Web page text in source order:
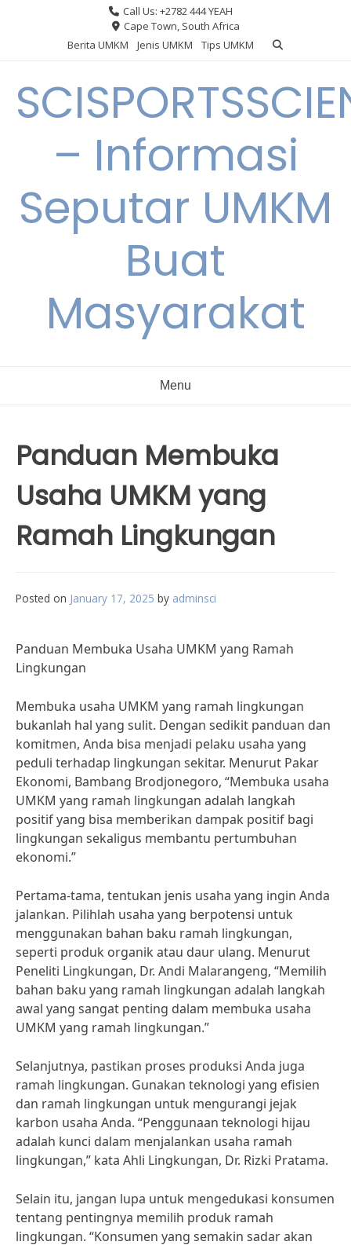
Call Us: +2782 444 YEAH
Cape Town, South Africa
Berita UMKM
Jenis UMKM Tips UMKM
– Informasi
Seputar UMKM
Buat
Masyarakat
Menu
Panduan Membuka
Usaha UMKM yang
Ramah Lingkungan
Posted on January 17, 2025 by adminsci
Panduan Membuka Usaha UMKM yang Ramah
Lingkungan
Membuka usaha UMKM yang ramah lingkungan
bukanlah hal yang sulit. Dengan sedikit panduan dan
komitmen, Anda bisa menjadi pelaku usaha yang
peduli terhadap lingkungan sekitar. Menurut Pakar
Ekonomi, Bambang Brodjonegoro, “Membuka usaha
UMKM yang ramah lingkungan adalah langkah
positif yang bisa memberikan dampak positif bagi
lingkungan sekaligus membantu pertumbuhan
ekonomi.”
Pertama-tama, tentukan jenis usaha yang ingin Anda
jalankan. Pilihlah usaha yang berpotensi untuk
menggunakan bahan baku ramah lingkungan,
seperti produk organik atau daur ulang. Menurut
Peneliti Lingkungan, Dr. Andi Malarangeng, “Memilih
bahan baku yang ramah lingkungan adalah langkah
awal yang sangat penting dalam membuka usaha
UMKM yang ramah lingkungan.”
Selanjutnya, pastikan proses produksi Anda juga
ramah lingkungan. Gunakan teknologi yang efisien
dan ramah lingkungan untuk mengurangi jejak
karbon usaha Anda. “Penggunaan teknologi hijau
adalah kunci dalam menjalankan usaha ramah
lingkungan,” kata Ahli Lingkungan, Dr. Rizki Pratama.
Selain itu, jangan lupa untuk mengedukasi konsumen
tentang pentingnya memilih produk ramah
lingkungan. “Konsumen yang semakin sadar akan